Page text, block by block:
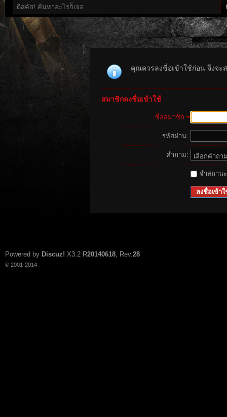
คุณควรลงชื่อเข้าใช้ก่อน จึงจะ
สมาชิกลงชื่อเข้าใช้
ชื่อสมาชิก
รหัสผ่าน:
คำถาม:
จำสถาน
ลงชื่อเข้าใ
Powered by Discuz! X3.2 R20140618, Rev.28
© 2001-2014